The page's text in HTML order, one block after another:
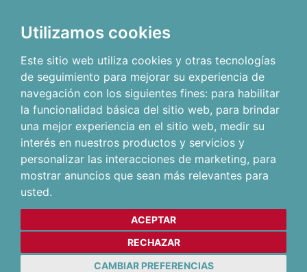
Utilizamos cookies
Este sitio web utiliza cookies y otras tecnologías
de seguimiento para mejorar su experiencia de
navegación con los siguientes fines: para habilitar
la funcionalidad básica del sitio web, para brindar
una mejor experiencia en el sitio web, medir su
interés en nuestros productos y servicios y
personalizar las interacciones de marketing, para
mostrar anuncios que sean más relevantes para
usted.
ACEPTAR
RECHAZAR
CAMBIAR PREFERENCIAS